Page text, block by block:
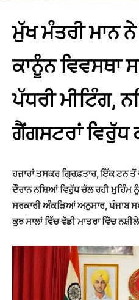
ਮੁੱਖ ਮੰਤਰੀ ਮਾਨ
ਕਾਨੂੰਨ ਵਿਵਸਥਾ
ਪੱਧਰੀ ਮੀਟਿੰਗ,
ਗੈਂਗਸਟਰਾਂ ਵਿਰੁੱਧ
ਹਜ਼ਾਰਾਂ ਤਸਕਰ ਗ੍ਰਿਫ਼ਤਾਰ, ਇੱਕ ਟਨ
ਦੌਰਾਨ ਨਸ਼ਿਆਂ ਵਿਰੁੱਧ ਚੱਲ ਰਹੀ ਮੁਹਿੰਮ
ਸਰਕਾਰੀ ਅੰਕੜਿਆਂ ਅਨੁਸਾਰ, ਪੰਜਾਬ
ਕੁਝ ਸਾਲਾਂ ਵਿੱਚ ਵੱਡੀ ਮਾਤਰਾ ਵਿੱਚ